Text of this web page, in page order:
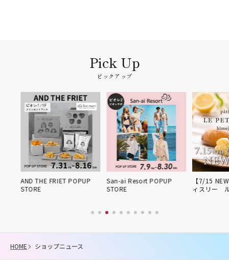
ピックアップ
AND THE FRIET POPUP
STORE
San-ai Resort POPUP
STORE
【7/15
ィスリー
HOME ショップニュース